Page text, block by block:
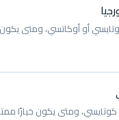
أو أوكاتسي، ومتى يكون
ومتى يكون خيارًا